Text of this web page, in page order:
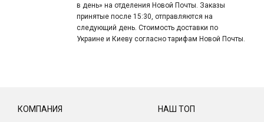
в день» на отделения Новой Почты. Заказы
принятые после 15:30, отправляются на
следующий день. Стоимость доставки по
Украине и Киеву согласно тарифам Новой Почты.
КОМПАНИЯ НАШ ТОП